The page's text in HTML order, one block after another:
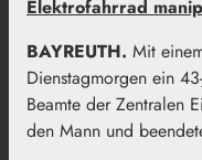
Elektrofahrrad
BAYREUTH. Mit
Dienstagmorgen ein
Beamte der Zentralen
den Mann und